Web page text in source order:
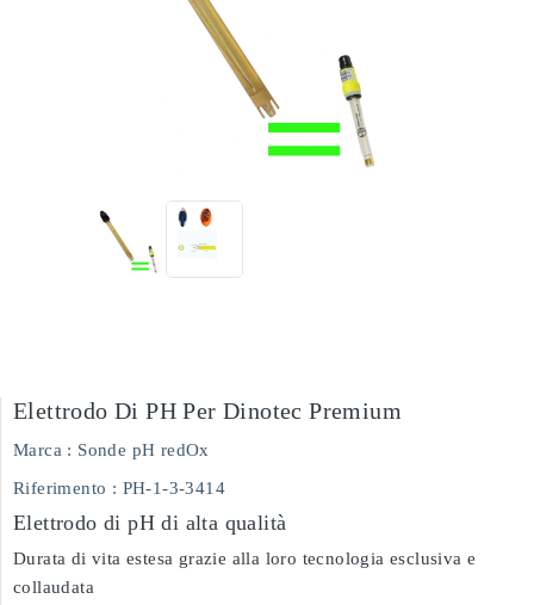
Elettrodo Di PH Per Dinotec Premium
Marca : Sonde pH redOx
Riferimento : PH-1-3-3414
Elettrodo di pH di alta qualità
Durata di vita estesa grazie alla loro tecnologia esclusiva e
collaudata